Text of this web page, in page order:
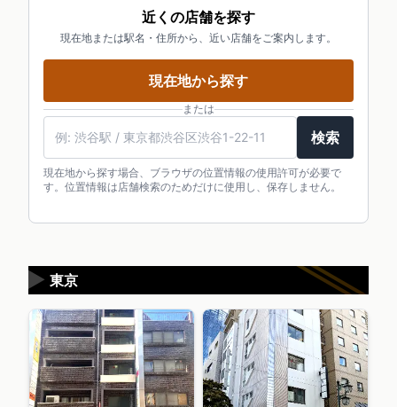
近くの店舗を探す
現在地または駅名・住所から、近い店舗をご案内します。
現在地から探す
または
検索
現在地から探す場合、ブラウザの位置情報の使用許可が必要で
す。位置情報は店舗検索のためだけに使用し、保存しません。
東京
▶